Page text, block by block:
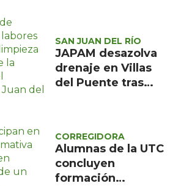
SAN JUAN DEL RÍO
JAPAM desazolva
drenaje en Villas
del Puente tras
CORREGIDORA
Alumnas de la UTC
concluyen
formación